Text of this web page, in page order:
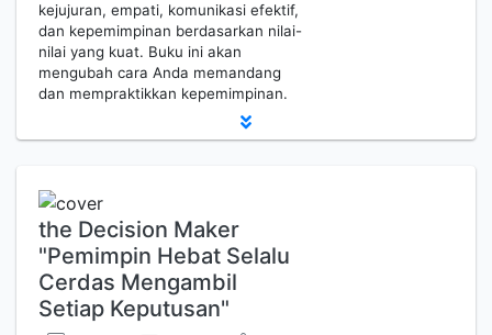
kejujuran, empati, komunikasi efektif,
dan kepemimpinan berdasarkan nilai-
nilai yang kuat. Buku ini akan
mengubah cara Anda memandang
dan mempraktikkan kepemimpinan.
the Decision Maker
"Pemimpin Hebat Selalu
Cerdas Mengambil
Setiap Keputusan"